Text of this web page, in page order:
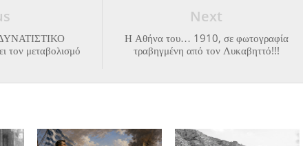
Next
Η Αθήνα του… 1910, σε φωτογραφία
τραβηγμένη από τον Λυκαβηττό!!!
τον μεταβολισμό